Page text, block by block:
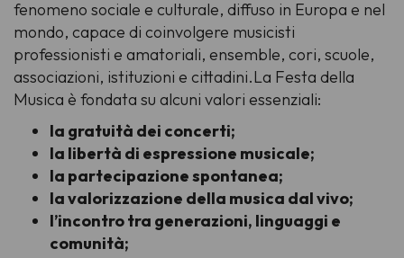
fenomeno sociale e culturale, diffuso in Europa e nel
mondo, capace di coinvolgere musicisti
professionisti e amatoriali, ensemble, cori, scuole,
associazioni, istituzioni e cittadini.La Festa della
Musica è fondata su alcuni valori essenziali:
la gratuità dei concerti;
la libertà di espressione musicale;
la partecipazione spontanea;
la valorizzazione della musica dal vivo;
l’incontro tra generazioni, linguaggi e
comunità;